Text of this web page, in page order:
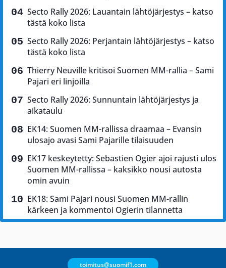
Secto Rally 2026: Lauantain lähtöjärjestys – katso
tästä koko lista
Secto Rally 2026: Perjantain lähtöjärjestys – katso
tästä koko lista
Thierry Neuville kritisoi Suomen MM-rallia – Sami
Pajari eri linjoilla
Secto Rally 2026: Sunnuntain lähtöjärjestys ja
aikataulu
EK14: Suomen MM-rallissa draamaa – Evansin
ulosajo avasi Sami Pajarille tilaisuuden
EK17 keskeytetty: Sebastien Ogier ajoi rajusti ulos
Suomen MM-rallissa – kaksikko nousi autosta
omin avuin
EK18: Sami Pajari nousi Suomen MM-rallin
kärkeen ja kommentoi Ogierin tilannetta
toimitus@suomif1.com